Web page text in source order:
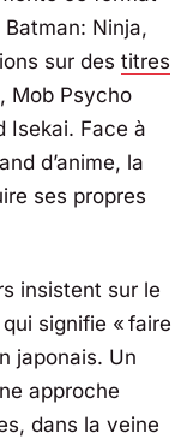
Batman: Ninja,
sur des titres
, Mob Psycho
Isekai. Face à
d’anime, la
ses propres
insistent sur le
signifie « faire
japonais. Un
approche
dans la veine